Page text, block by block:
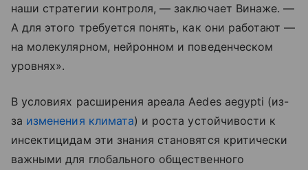
наши стратегии контроля, — заключает Винаже. —
А для этого требуется понять, как они работают —
на молекулярном, нейронном и поведенческом
уровнях».
В условиях расширения ареала Aedes aegypti (из-
за изменения климата) и роста устойчивости к
инсектицидам эти знания становятся критически
важными для глобального общественного